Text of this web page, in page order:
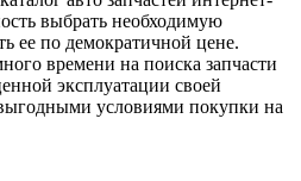
выбрать необходимую
ее по демократичной цене.
времени на поиска запчасти
эксплуатации своей
условиями покупки на